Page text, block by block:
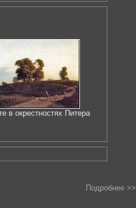
в окрестностях Питера
Подробнее >>